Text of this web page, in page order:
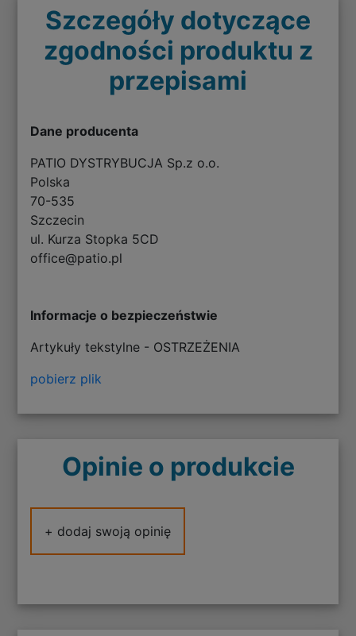
Szczegóły dotyczące
zgodności produktu z
przepisami
Dane producenta
PATIO DYSTRYBUCJA Sp.z o.o.
Polska
70-535
Szczecin
ul. Kurza Stopka 5CD
office@patio.pl
Informacje o bezpieczeństwie
Artykuły tekstylne - OSTRZEŻENIA
pobierz plik
Opinie o produkcie
+ dodaj swoją opinię